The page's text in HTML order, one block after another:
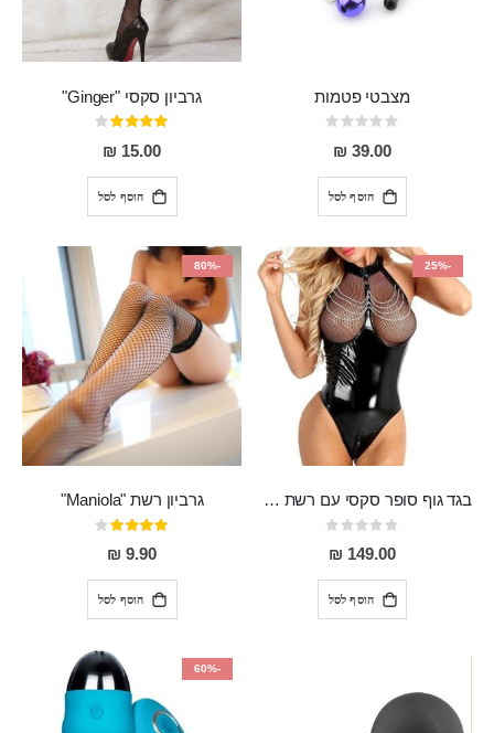
מצבטי פטמות
Rating:
0%
39.00 ₪
הוסף לסל
גרביון סקסי "Ginger"
דירוג:
80%
15.00 ₪
הוסף לסל
-25%
בגד גוף סופר סקסי עם רשת שקופה בחזה ושרשרות מלמעלה וריצרץ מלמטה Pan במפשעה
Rating:
0%
149.00 ₪
הוסף לסל
-80%
גרביון רשת "Maniola"
דירוג:
80%
9.90 ₪
הוסף לסל
-60%